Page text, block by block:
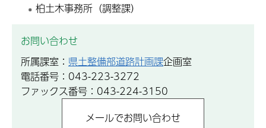
柏土木事務所（調整課）
お問い合わせ
所属課室： 県土整備部道路計画課企画室
電話番号：043-223-3272
ファックス番号：043-224-3150